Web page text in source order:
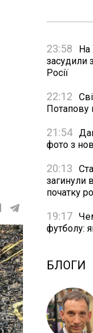
23:58
На
засудили
Росії
22:12
Потапову
21:54
фото з
20:13
загинули
початку
19:17
футболу:
БЛОГИ